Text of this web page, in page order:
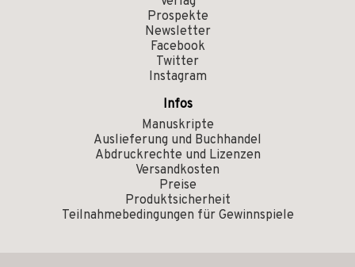
Prospekte
Newsletter
Facebook
Twitter
Instagram
Infos
Manuskripte
Auslieferung und Buchhandel
Abdruckrechte und Lizenzen
Versandkosten
Preise
Produktsicherheit
Teilnahmebedingungen für Gewinnspiele